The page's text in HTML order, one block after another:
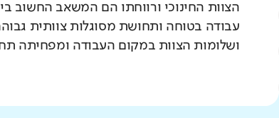
הצוות החינוכי ורווחתו הם המשאב החשוב
עבודה בטוחה ותחושת מסוגלות צוותית
ושלומות הצוות במקום העבודה ומפחיתה